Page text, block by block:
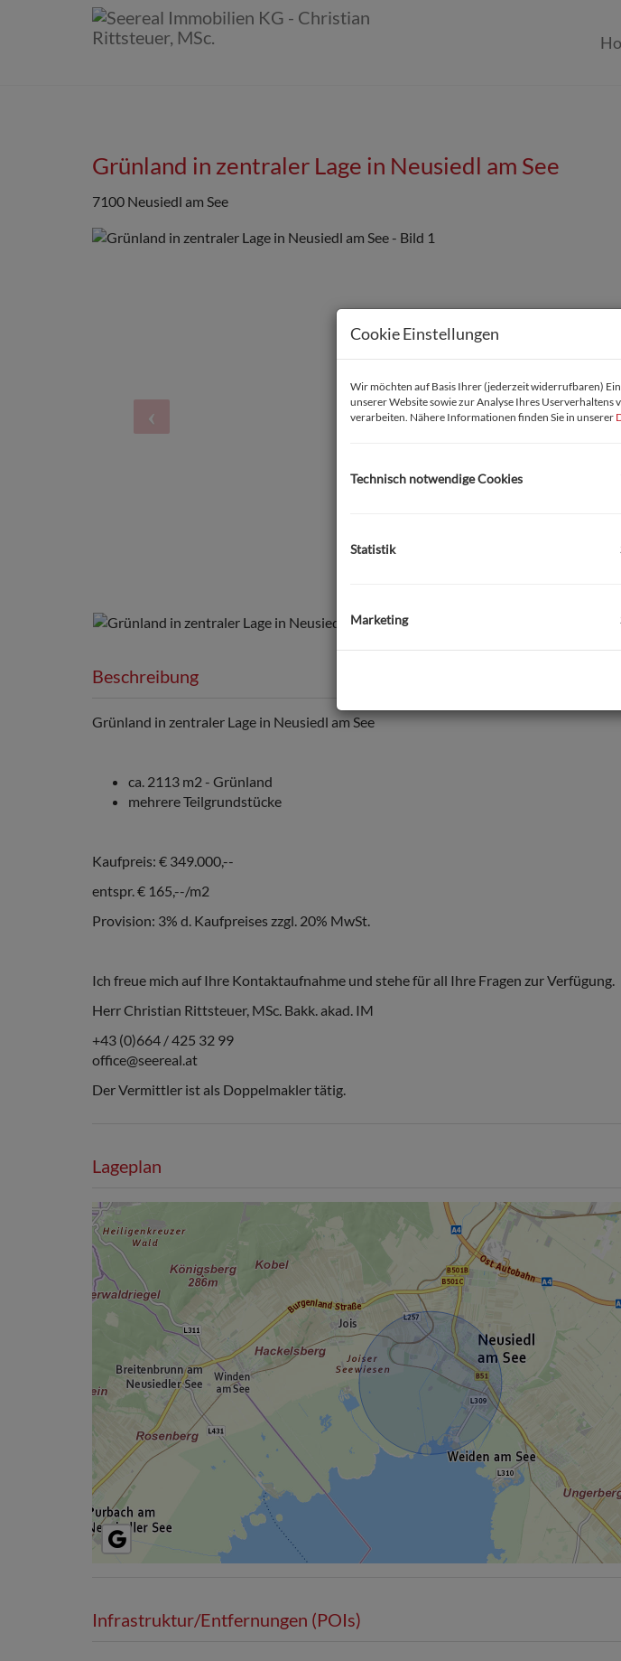
Grünland in zentraler Lage in Neusiedl am See
7100 Neusiedl am See
Beschreibung
Grünland in zentraler Lage in Neusiedl am See
ca. 2113 m2 - Grünland
mehrere Teilgrundstücke
Kaufpreis: € 349.000,--
entspr. € 165,--/m2
Provision: 3% d. Kaufpreises zzgl. 20% MwSt.
Ich freue mich auf Ihre Kontaktaufnahme und stehe für all Ihre Fragen zur Verfügung.
Herr Christian Rittsteuer, MSc. Bakk. akad. IM
+43 (0)664 / 425 32 99
office@seereal.at
Der Vermittler ist als Doppelmakler tätig.
Lageplan
Infrastruktur/Entfernungen (POIs)
Cookie Einstellungen
Wir möchten auf Basis Ihrer (jederzeit widerrufbaren)
unserer Website sowie zur Analyse Ihres Userverhaltens
verarbeiten. Nähere Informationen finden Sie in unserer
Technisch notwendige Cookies
Statistik
Marketing